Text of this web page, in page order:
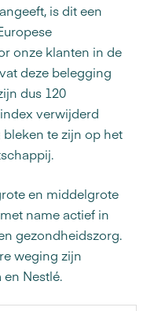
is dit een
onze klanten in de
deze belegging
dus 120
verwijderd
te zijn op het
en middelgrote
name actief in
gezondheidszorg.
weging zijn
Nestlé.